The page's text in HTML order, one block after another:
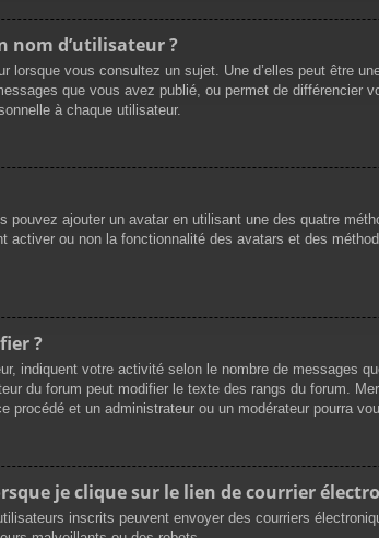
nom d’utilisateur ?
lorsque vous consultez un sujet. Une d’elles peut être
que vous avez publié, ou permet de différencier
à chaque utilisateur.
pouvez ajouter un avatar en utilisant une des quatre
activer ou non la fonctionnalité des avatars et des
?
indiquent votre activité selon le nombre de
du forum peut modifier le texte des rangs du forum.
et un administrateur ou un modérateur pourra
je clique sur le lien de courrier
inscrits peuvent envoyer des courriers